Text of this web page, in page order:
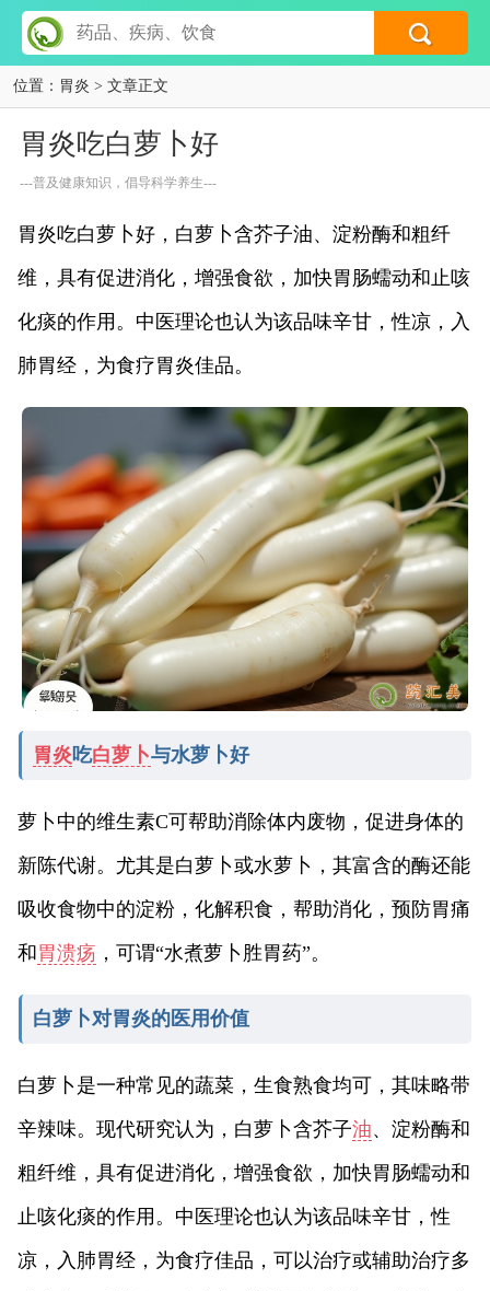
位置： 胃炎 > 文章正文
胃炎吃白萝卜好
---普及健康知识，倡导科学养生---
胃炎吃白萝卜好，白萝卜含芥子油、淀粉酶和粗纤
维，具有促进消化，增强食欲，加快胃肠蠕动和止咳
化痰的作用。中医理论也认为该品味辛甘，性凉，入
肺胃经，为食疗胃炎佳品。
胃炎吃白萝卜与水萝卜好
萝卜中的维生素C可帮助消除体内废物，促进身体的
新陈代谢。尤其是白萝卜或水萝卜，其富含的酶还能
吸收食物中的淀粉，化解积食，帮助消化，预防胃痛
和胃溃疡 ，可谓“水煮萝卜胜胃药”。
白萝卜对胃炎的医用价值
白萝卜是一种常见的蔬菜，生食熟食均可，其味略带
辛辣味。现代研究认为，白萝卜含芥子油、淀粉酶和
粗纤维，具有促进消化，增强食欲，加快胃肠蠕动和
止咳化痰的作用。中医理论也认为该品味辛甘，性
凉，入肺胃经，为食疗佳品，可以治疗或辅助治疗多